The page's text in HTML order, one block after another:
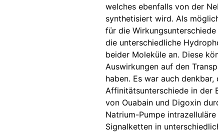
welches ebenfalls von der
synthetisiert wird. Als
für die Wirkungsunterschiede
die unterschiedliche
beider Moleküle an. Diese
Auswirkungen auf den
haben. Es war auch denkbar,
Affinitätsunterschiede in der
von Ouabain und Digoxin
Natrium-Pumpe intrazelluläre
Signalketten in